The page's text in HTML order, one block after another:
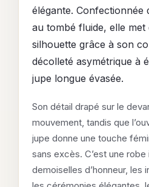
élégante. Confectionnée
au tombé fluide, elle
silhouette grâce à son
décolleté asymétrique à
jupe longue évasée.
Son détail drapé sur le
mouvement, tandis que
jupe donne une touche
sans excès. C’est une
demoiselles d’honneur, les